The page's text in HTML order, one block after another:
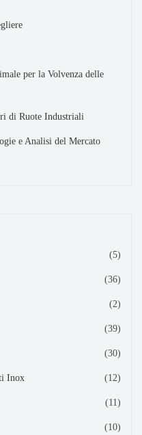
per la Volvenza delle
di Ruote Industriali
e Analisi del Mercato
(5)
(36)
(2)
(39)
(30)
Inox (12)
(11)
(10)